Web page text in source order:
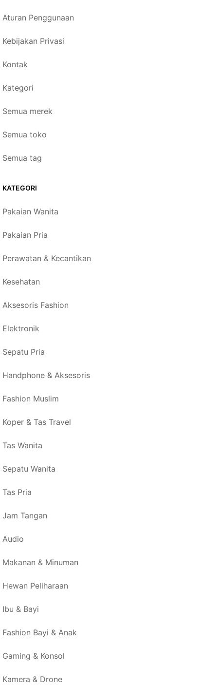
Aturan Penggunaan
Kebijakan Privasi
Kontak
Kategori
Semua merek
Semua toko
Semua tag
KATEGORI
Pakaian Wanita
Pakaian Pria
Perawatan & Kecantikan
Kesehatan
Aksesoris Fashion
Elektronik
Sepatu Pria
Handphone & Aksesoris
Fashion Muslim
Koper & Tas Travel
Tas Wanita
Sepatu Wanita
Tas Pria
Jam Tangan
Audio
Makanan & Minuman
Hewan Peliharaan
Ibu & Bayi
Fashion Bayi & Anak
Gaming & Konsol
Kamera & Drone